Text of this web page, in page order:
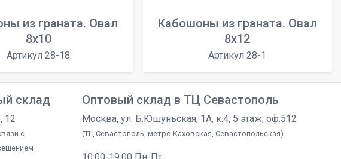
из граната. Овал
8x10
Артикул 28-18
Кабошоны из граната. Овал
8x12
Артикул 28-1
склад
12
с
Оптовый склад в ТЦ Севастополь
Москва, ул. Б.Юшуньская, 1А, к.4, 5 этаж, оф.512
(ТЦ Севастополь, метро Каховская, Севастопольская)